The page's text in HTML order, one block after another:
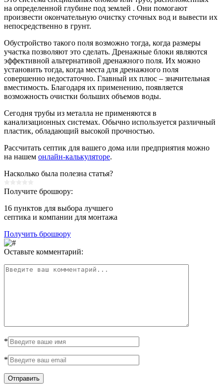
на определенной глубине под землей . Они помогают
произвести окончательную очистку сточных вод и вывести их
непосредственно в грунт.
Обустройство такого поля возможно тогда, когда размеры
участка позволяют это сделать. Дренажные блоки являются
эффективной альтернативой дренажного поля. Их можно
установить тогда, когда места для дренажного поля
совершенно недостаточно. Главный их плюс – значительная
вместимость. Благодаря их применению, появляется
возможность очистки больших объемов воды.
Сегодня трубы из металла не применяются в
канализационных системах. Обычно используется различный
пластик, обладающий высокой прочностью.
Рассчитать септик для вашего дома или предприятия можно
на нашем онлайн-калькуляторе.
Насколько была полезна статья?
Получите брошюру:
16 пунктов для выбора лучшего
септика и компании для монтажа
Получить брошюру
Оставьте комментарий:
*
*